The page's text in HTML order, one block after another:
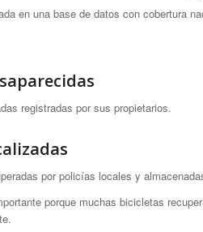
en una base de datos con cobertura
registradas por sus propietarios.
por policías locales y
porque muchas bicicletas